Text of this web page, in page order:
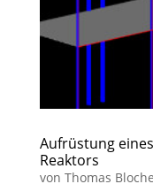
Aufrüstung
Reaktors
von Thomas